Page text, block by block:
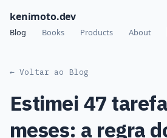
kenimoto.dev
Blog Books Products About
← Voltar ao Blog
Estimei 47
meses: a regra